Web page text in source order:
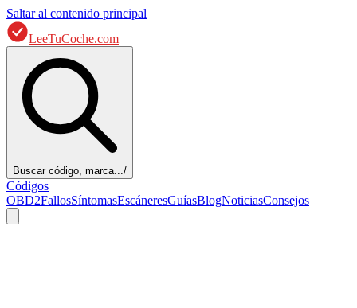
Saltar al contenido principal
LeeTuCoche.com
Buscar código, marca.../
Códigos
OBD2FallosSíntomasEscáneresGuíasBlogNoticiasConsejos